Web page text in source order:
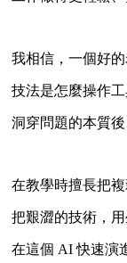
我相信，一個好
技法是怎麼操作
洞穿問題的本質
在教學時擅長把
把艱澀的技術，
在這個 AI 快速演